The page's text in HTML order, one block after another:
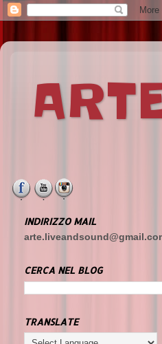
INDIRIZZO MAIL
CERCA NEL BLOG
TRANSLATE